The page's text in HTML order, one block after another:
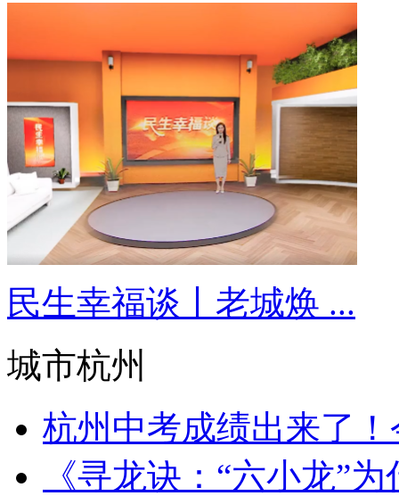
民生幸福谈丨老城焕 ...
城市杭州
杭州中考成绩出来了
《寻龙诀：“六小龙”